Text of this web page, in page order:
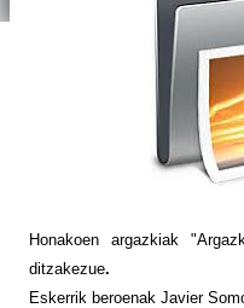
Honakoen argazkiak
ditzakezue.
Eskerrik beroenak Javier